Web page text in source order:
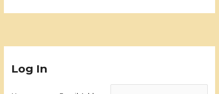
Log In